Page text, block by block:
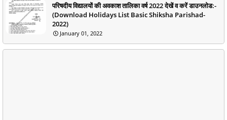
परिषदीय विद्यालयों की अवकाश तालिका वर्ष 2022 देखें व करें डाउनलोड:-
(Download Holidays List Basic Shiksha Parishad-
2022)
January 01, 2022